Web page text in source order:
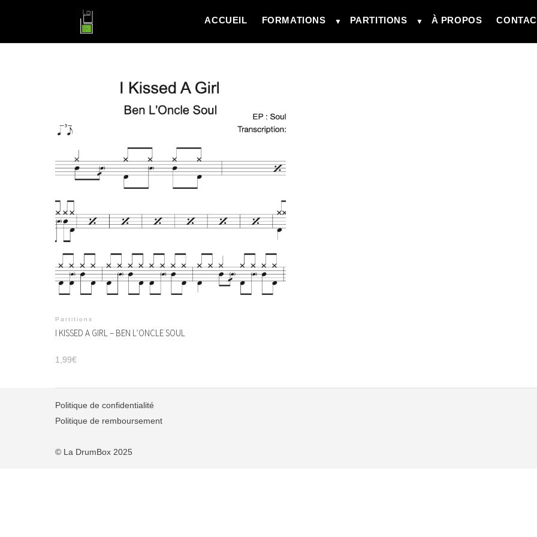
ACCUEIL FORMATIONS ▼ PARTITIONS ▼ À PROPOS
Partitions
I KISSED A GIRL – BEN L’ONCLE SOUL
1,99€
Politique de confidentialité
Politique de remboursement
© La DrumBox 2025